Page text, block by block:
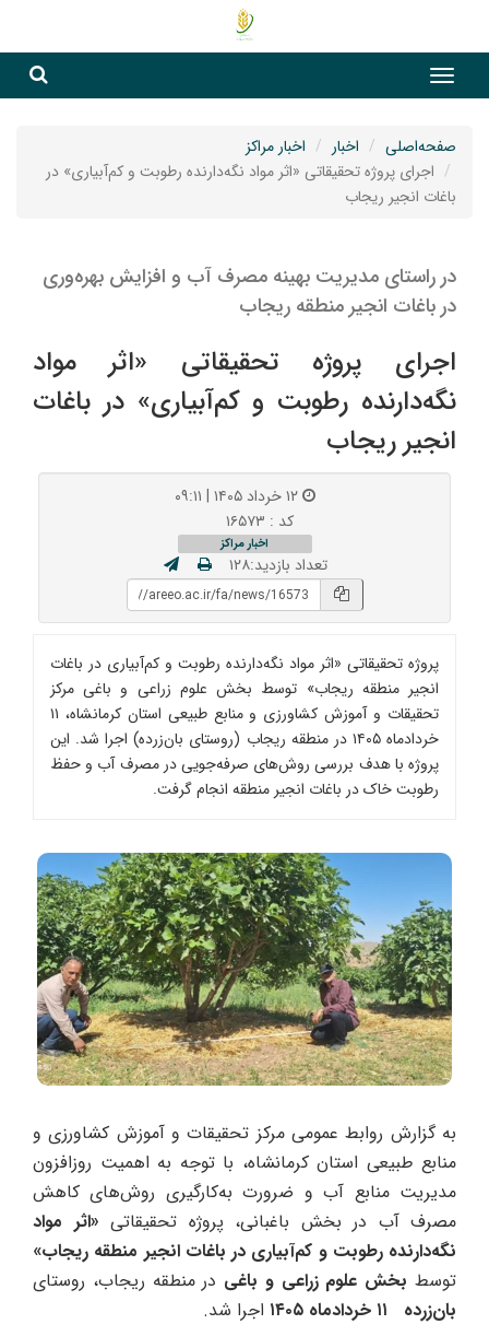
صفحه‌اصلی اخبار
اخبار مراکز
اجرای پروژه تحقیقاتی «اثر مواد نگه‌دارنده رطوبت و کم‌آبیاری» در
باغات انجیر ریجاب
در راستای مدیریت بهینه مصرف آب و افزایش بهره‌وری
در باغات انجیر منطقه ریجاب
اجرای پروژه تحقیقاتی «اثر مواد
نگه‌دارنده رطوبت و کم‌آبیاری» در باغات
انجیر ریجاب
۱۲ خرداد ۱۴۰۵ | ۰۹:۱۱
کد : ۱۶۵۷۳
اخبار مراکز
تعداد بازدید:۱۲۸
پروژه تحقیقاتی «اثر مواد نگه‌دارنده رطوبت و کم‌آبیاری در باغات
انجیر منطقه ریجاب» توسط بخش علوم زراعی و باغی مرکز
تحقیقات و آموزش کشاورزی و منابع طبیعی استان کرمانشاه، ۱۱
خردادماه ۱۴۰۵ در منطقه ریجاب (روستای بان‌زرده) اجرا شد. این
پروژه با هدف بررسی روش‌های صرفه‌جویی در مصرف آب و حفظ
رطوبت خاک در باغات انجیر منطقه انجام گرفت.
به گزارش روابط عمومی مرکز تحقیقات و آموزش کشاورزی و
منابع طبیعی استان کرمانشاه، با توجه به اهمیت روزافزون
مدیریت منابع آب و ضرورت به‌کارگیری روش‌های کاهش
مصرف آب در بخش باغبانی، پروژه تحقیقاتی «اثر مواد
نگه‌دارنده رطوبت و کم‌آبیاری در باغات انجیر منطقه ریجاب»
توسط بخش علوم زراعی و باغی در منطقه ریجاب، روستای
بان‌زرده
۱۱ خردادماه ۱۴۰۵
اجرا شد.